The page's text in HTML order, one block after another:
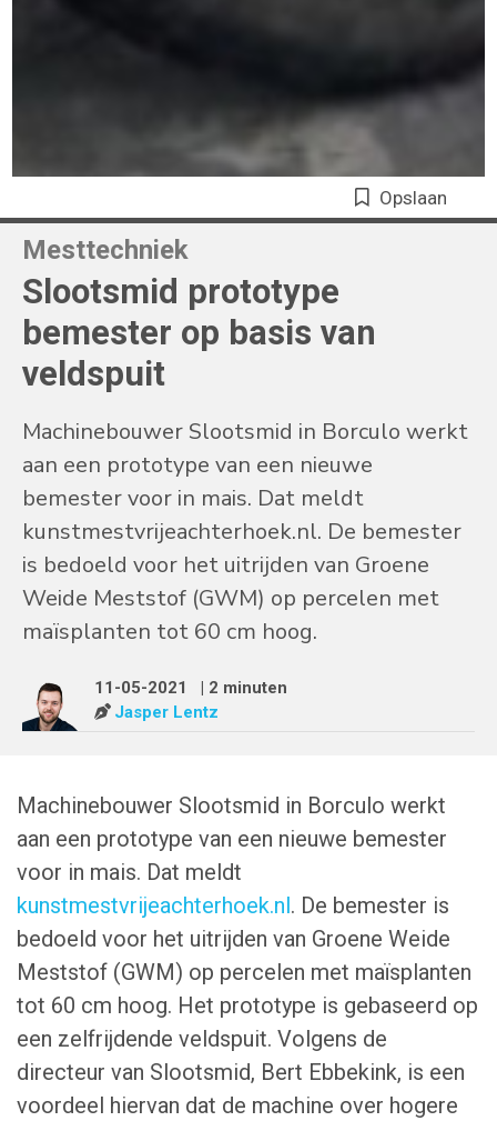
Opslaan
Mesttechniek
Slootsmid prototype
bemester op basis van
veldspuit
Machinebouwer Slootsmid in Borculo werkt
aan een prototype van een nieuwe
bemester voor in mais. Dat meldt
kunstmestvrijeachterhoek.nl. De bemester
is bedoeld voor het uitrijden van Groene
Weide Meststof (GWM) op percelen met
maïsplanten tot 60 cm hoog.
11-05-2021
| 2 minuten
Jasper Lentz
Machinebouwer Slootsmid in Borculo werkt
aan een prototype van een nieuwe bemester
voor in mais. Dat meldt
kunstmestvrijeachterhoek.nl. De bemester is
bedoeld voor het uitrijden van Groene Weide
Meststof (GWM) op percelen met maïsplanten
tot 60 cm hoog. Het prototype is gebaseerd op
een zelfrijdende veldspuit. Volgens de
directeur van Slootsmid, Bert Ebbekink, is een
voordeel hiervan dat de machine over hogere